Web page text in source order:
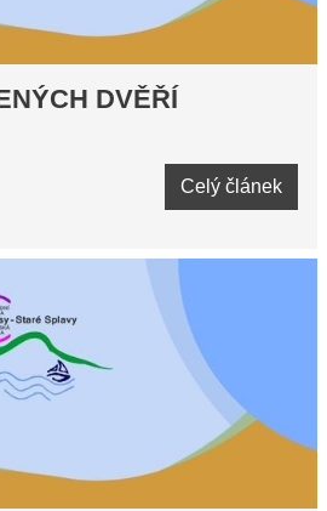
DVĚŘÍ
Celý článek